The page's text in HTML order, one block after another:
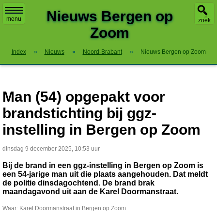
menu zoek
Nieuws Bergen op
Zoom
Index » Nieuws » Noord-Brabant » Nieuws Bergen op Zoom
Man (54) opgepakt voor
brandstichting bij ggz-
instelling in Bergen op Zoom
dinsdag 9 december 2025, 10:53 uur
Bij de brand in een ggz-instelling in Bergen op Zoom is
een 54-jarige man uit die plaats aangehouden. Dat meldt
de politie dinsdagochtend. De brand brak
maandagavond uit aan de Karel Doormanstraat.
Waar: Karel Doormanstraat in Bergen op Zoom